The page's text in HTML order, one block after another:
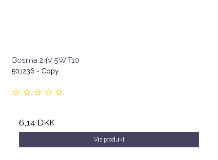
Bosma 24V 5W T10
501236 - Copy
6,14 DKK
Vis produkt